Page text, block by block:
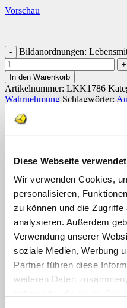
Diese Webseite
Wir verwenden Cookies,
personalisieren,
zu können und die
analysieren. Außerdem
Verwendung unserer
soziale Medien, Werbung
Partner führen diese
weiteren Daten
Vorschau
Bildanordnungen:
In den Warenkorb
Artikelnummer: LKK1786
Wahrnehmung Schlagwörter:
Bei diesemFreiarbeitsmaterial
wiederzufinden. 9
Feldin einer ungeordneten
Die Schülerin oder der Schüler
Arbeitsblatt und 24
Nummern versehen und darauf
in einer vorgegebenen
soll auf der
Sobald die Schülerin oder der
und die Nummer der